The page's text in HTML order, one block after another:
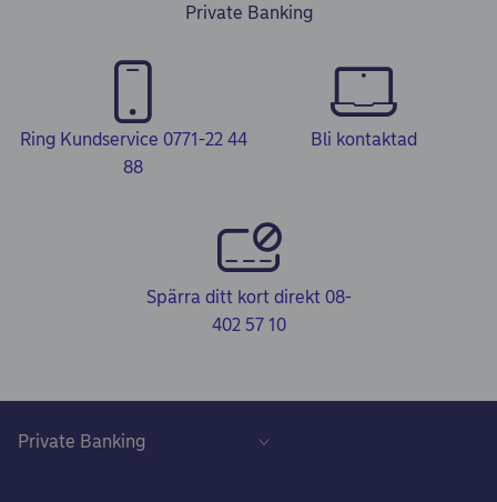
Private Banking
Ring Kundservice 0771-22 44
88
Bli kontaktad
Spärra ditt kort direkt 08-
402 57 10